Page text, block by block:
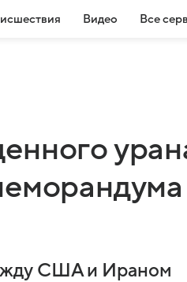
Видео Все
США и Ираном